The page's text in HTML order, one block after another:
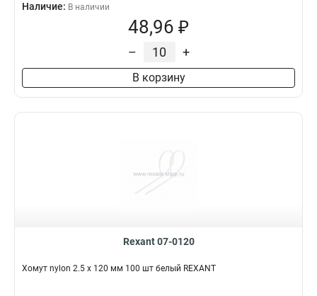
Наличие: В наличии
48,96 ₽
– +
В корзину
Rexant 07-0120
Хомут nylon 2.5 х 120 мм 100 шт белый REXANT